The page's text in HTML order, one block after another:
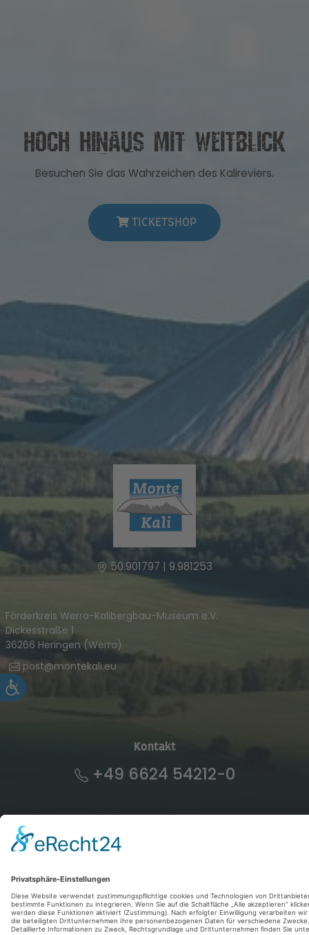
Hoch hinaus mit Weitblick
Besuchen Sie das Wahrzeichen des Kalireviers.
TICKETSHOP
50.901797 | 9.981253
Förderkreis Werra-Kalibergbau-Museum e.V.
Dickesstraße 1
36266 Heringen (Werra)
post@montekali.eu
Kontakt
+49 6624 54212-0
© 2026Förderkreis Werra-
produziert vondd-media.de